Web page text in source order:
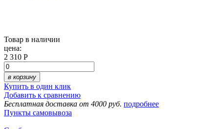
Товар в наличии
цена:
2 310 Р
в корзину
Купить в один клик
Добавить к сравнению
Бесплатная доставка от 4000 руб. подробнее
Пункты самовывоза